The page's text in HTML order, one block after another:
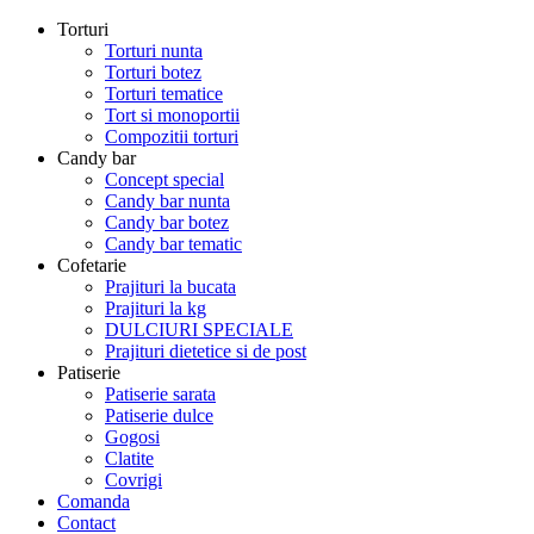
Torturi
Torturi nunta
Torturi botez
Torturi tematice
Tort si monoportii
Compozitii torturi
Candy bar
Concept special
Candy bar nunta
Candy bar botez
Candy bar tematic
Cofetarie
Prajituri la bucata
Prajituri la kg
DULCIURI SPECIALE
Prajituri dietetice si de post
Patiserie
Patiserie sarata
Patiserie dulce
Gogosi
Clatite
Covrigi
Comanda
Contact